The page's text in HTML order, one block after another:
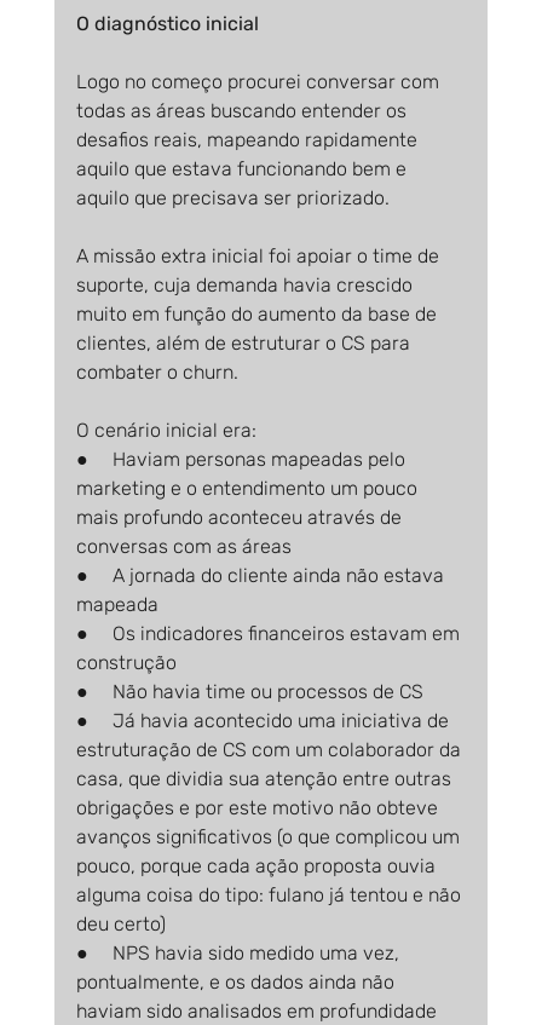
O diagnóstico inicial
Logo no começo procurei conversar com
todas as áreas buscando entender os
desafios reais, mapeando rapidamente
aquilo que estava funcionando bem e
aquilo que precisava ser priorizado.
A missão extra inicial foi apoiar o time de
suporte, cuja demanda havia crescido
muito em função do aumento da base de
clientes, além de estruturar o CS para
combater o churn.
O cenário inicial era:
●     Haviam personas mapeadas pelo
marketing e o entendimento um pouco
mais profundo aconteceu através de
conversas com as áreas
●     A jornada do cliente ainda não estava
mapeada
●     Os indicadores financeiros estavam em
construção
●     Não havia time ou processos de CS
●     Já havia acontecido uma iniciativa de
estruturação de CS com um colaborador da
casa, que dividia sua atenção entre outras
obrigações e por este motivo não obteve
avanços significativos (o que complicou um
pouco, porque cada ação proposta ouvia
alguma coisa do tipo: fulano já tentou e não
deu certo)
●     NPS havia sido medido uma vez,
pontualmente, e os dados ainda não
haviam sido analisados em profundidade